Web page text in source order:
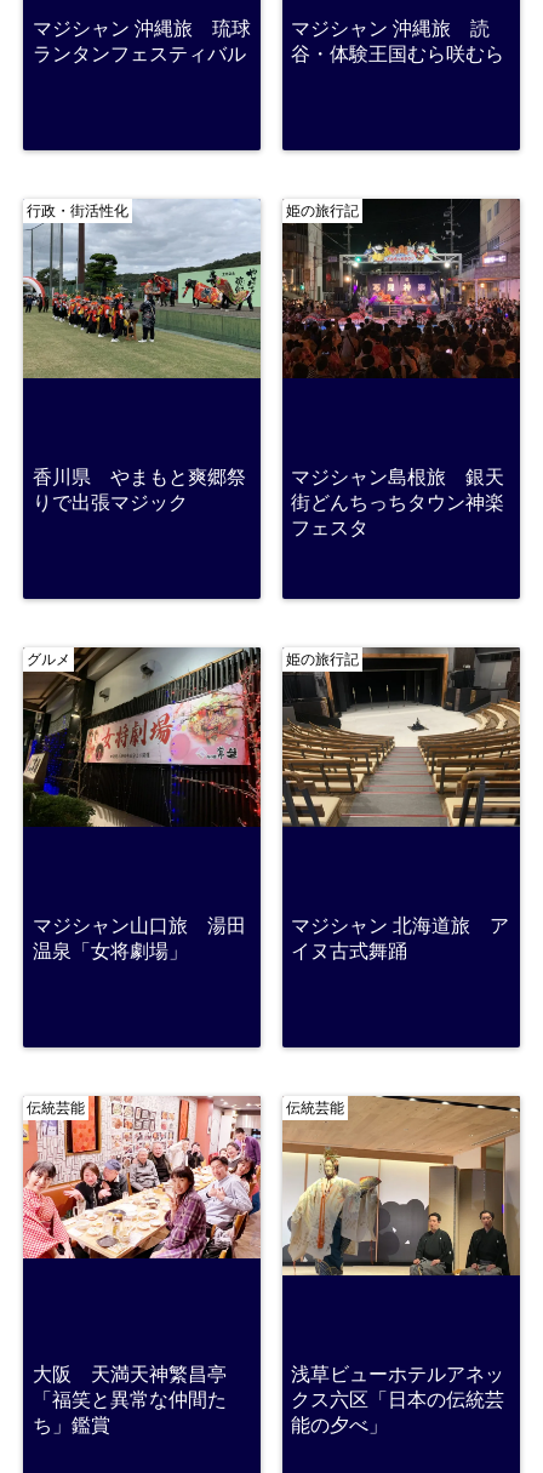
マジシャン 沖縄旅 琉球
ランタンフェスティバル
マジシャン 沖縄旅 読
谷・体験王国むら咲むら
行政・街活性化
香川県 やまもと爽郷祭
りで出張マジック
姫の旅行記
マジシャン島根旅 銀天
街どんちっちタウン神楽
フェスタ
グルメ
マジシャン山口旅 湯田
温泉「女将劇場」
姫の旅行記
マジシャン 北海道旅 ア
イヌ古式舞踊
伝統芸能
大阪 天満天神繁昌亭
「福笑と異常な仲間た
ち」鑑賞
伝統芸能
浅草ビューホテルアネッ
クス六区「日本の伝統芸
能の夕べ」